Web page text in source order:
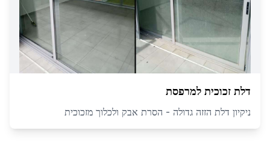
דלת זכוכית למרפסת
ניקיון דלת הזזה גדולה - הסרת אבק ולכלוך מזכוכית